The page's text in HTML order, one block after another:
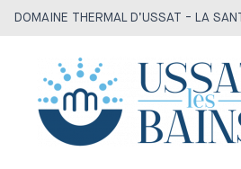
DOMAINE THERMAL D’USSAT - LA